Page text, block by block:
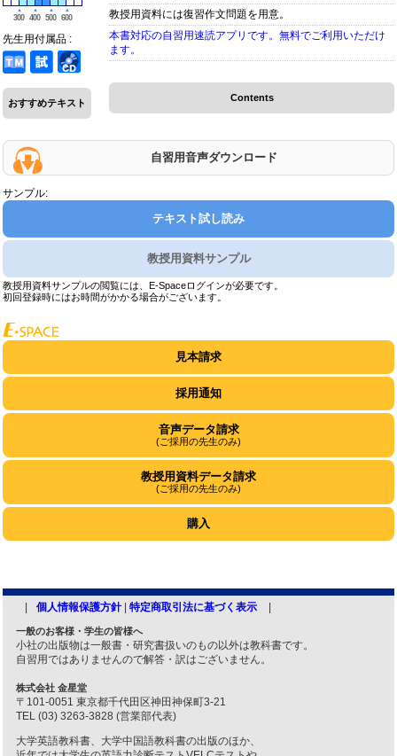
300 400 500 600
先生用付属品 :
おすすめテキスト
教授用資料には復習作文問題を用意。
本書対応の自習用速読アプリです。無料でご利用いただけ
ます。
Contents
自習用音声ダウンロード
サンプル:
テキスト試し読み
教授用資料サンプル
教授用資料サンプルの閲覧には、E-Spaceログインが必要です。
初回登録時にはお時間がかかる場合がございます。
見本請求
採用通知
音声データ請求
(ご採用の先生のみ)
教授用資料データ請求
(ご採用の先生のみ)
購入
個人情報保護方針| 特定商取引法に基づく表示
一般のお客様・学生の皆様へ
小社の出版物は一般書・研究書扱いのもの以外は教科書です。
自習用ではありませんので解答・訳はございません。
株式会社 金星堂
〒101-0051 東京都千代田区神田神保町3-21
TEL (03) 3263-3828 (営業部代表)
大学英語教科書、大学中国語教科書の出版のほか、